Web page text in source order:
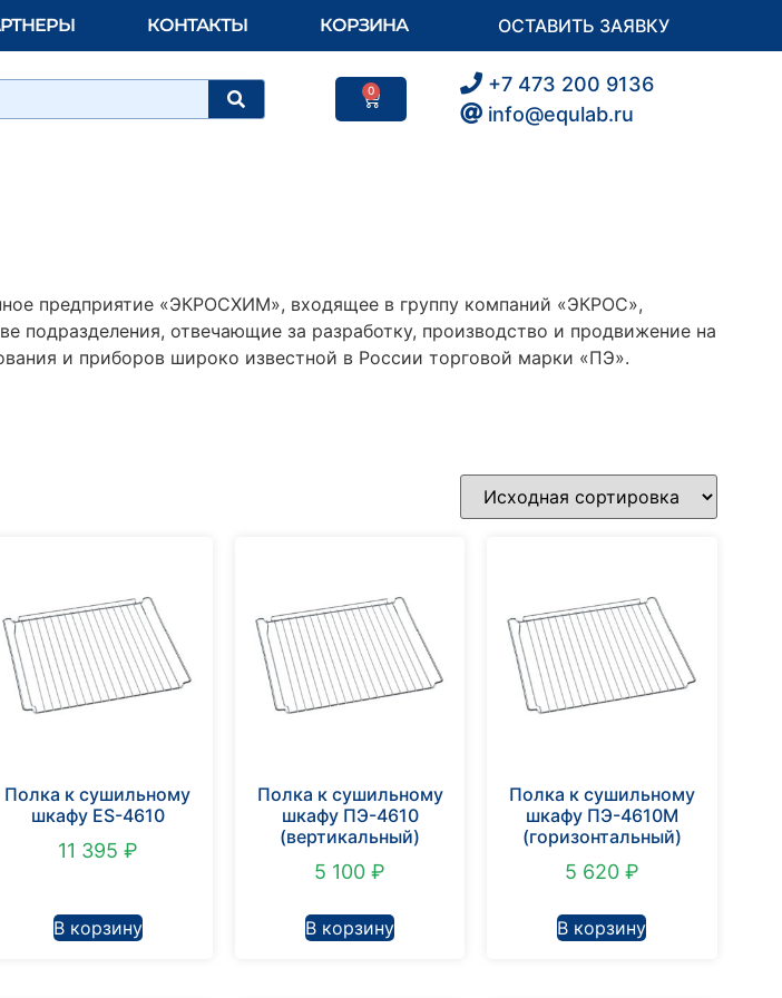
КОНТАКТЫ КОРЗИНА ОСТАВИТЬ ЗАЯВКУ
0
+7 473 200 9136
info@equlab.ru
предприятие «ЭКРОСХИМ», входящее в группу компаний «ЭКРОС»,
подразделения, отвечающие за разработку, производство и продвижение на
и приборов широко известной в России торговой марки «ПЭ».
Полка к сушильному
шкафу ES-4610
11 395 ₽
В корзину
Полка к сушильному
шкафу ПЭ-4610
(вертикальный)
5 100₽
В корзину
Полка к сушильному
шкафу ПЭ-4610М
(горизонтальный)
5 620 ₽
В корзину